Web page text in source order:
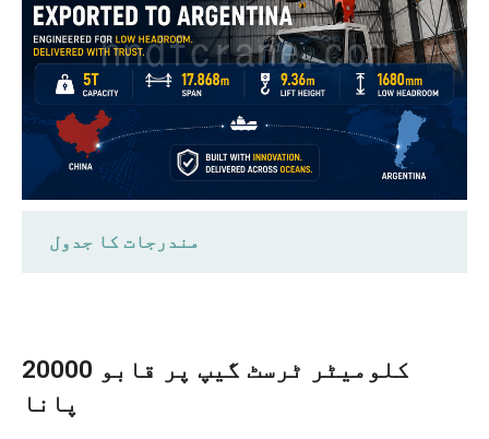
مندرجات کا جدول
رکاوٹوں کو نیویگیٹ کرنا
20000 کلومیٹر ٹرسٹ گیپ پر قابو
پانا